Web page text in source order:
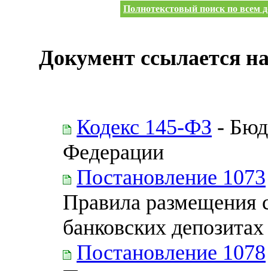
Полнотекстовый поиск по всем
Документ ссылается
Кодекс 145-ФЗ -
Федерации
Постановление 1073
Правила размещения
банковских депозитах
Постановление 1078